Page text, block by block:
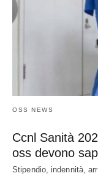
OSS NEWS
Ccnl Sanità
oss devono
Stipendio, indennità,